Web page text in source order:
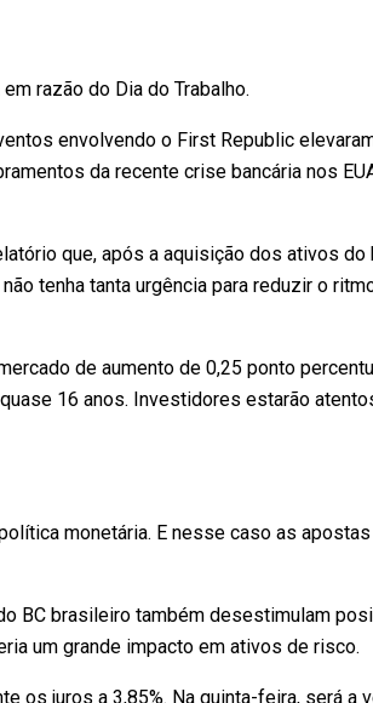
razão do Dia do Trabalho.
envolvendo o First Republic
da recente crise bancária nos
que, após a aquisição dos ativos do
tenha tanta urgência para reduzir o
de aumento de 0,25 ponto
16 anos. Investidores estarão
monetária. E nesse caso as
BC brasileiro também desestimulam
um grande impacto em ativos de risco.
os juros a 3,85%. Na quinta-feira, será a